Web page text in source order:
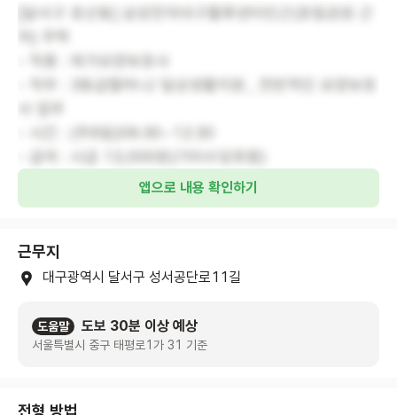
앱으로 내용 확인하기
근무지
대구광역시 달서구 성서공단로11길
도움말 도보 30분 이상 예상
서울특별시 중구 태평로1가 31 기준
전형 방법